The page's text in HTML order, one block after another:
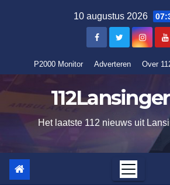
10 augustus 2026
P2000 Monitor Adverteren Over
Het laatste 112 nieuws uit